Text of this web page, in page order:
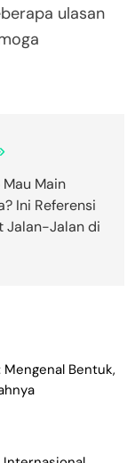
ulasan
Mau Main
Ini Referensi
Jalan-Jalan di
Mengenal Bentuk,